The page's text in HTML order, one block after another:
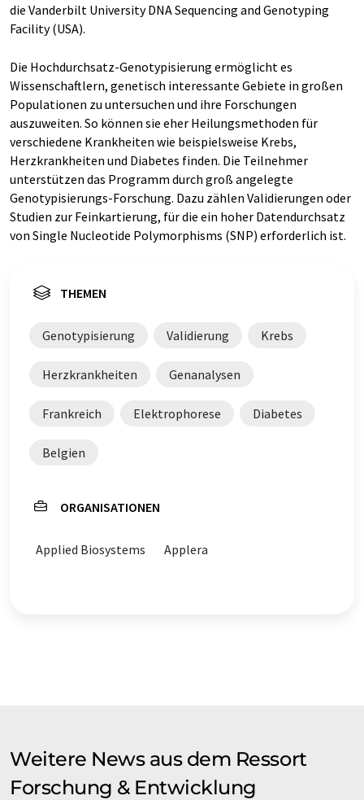
die Vanderbilt University DNA Sequencing and Genotyping
Facility (USA).
Die Hochdurchsatz-Genotypisierung ermöglicht es
Wissenschaftlern, genetisch interessante Gebiete in großen
Populationen zu untersuchen und ihre Forschungen
auszuweiten. So können sie eher Heilungsmethoden für
verschiedene Krankheiten wie beispielsweise Krebs,
Herzkrankheiten und Diabetes finden. Die Teilnehmer
unterstützen das Programm durch groß angelegte
Genotypisierungs-Forschung. Dazu zählen Validierungen oder
Studien zur Feinkartierung, für die ein hoher Datendurchsatz
von Single Nucleotide Polymorphisms (SNP) erforderlich ist.
THEMEN
Genotypisierung Validierung Krebs
Herzkrankheiten Genanalysen
Frankreich Elektrophorese Diabetes
Belgien
ORGANISATIONEN
Applied Biosystems Applera
Weitere News aus dem Ressort
Forschung & Entwicklung